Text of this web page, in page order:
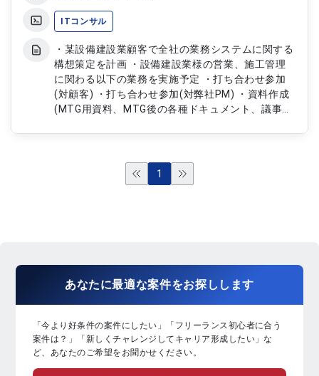
ITコンサル
・某設備建設業顧客で全社の業務システムに関する
構想策定を計画 ・設備建設業様の営業、施工管理
に関わる以下の業務を実施予定 ・打ち合わせ参加
(対顧客) ・打ち合わせ参加(対弊社PM) ・資料作成
(MTG用資料、MTG後の各種ドキュメント、議事
1
あなたに最適な案件をお探し します
「今より好条件の案件にしたい」「フリーランス初心者に合う
案件は？」「新しくチャレンジしてキャリア形成したい」な
ど、あなたのご希望をお聞かせください。